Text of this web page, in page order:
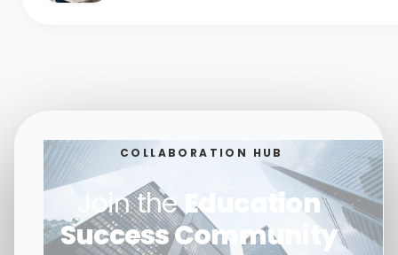
COLLABORATION HUB
Join theEducation
Success Community